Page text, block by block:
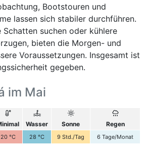
Bootstouren und
lassen sich stabiler durchführen.
suchen oder kühlere
bieten die Morgen- und
Voraussetzungen. Insgesamt ist
gegeben.
im Mai
Wasser Sonne Regen
20 °C 28 °C 9 Std./Tag 6 Tage/Monat